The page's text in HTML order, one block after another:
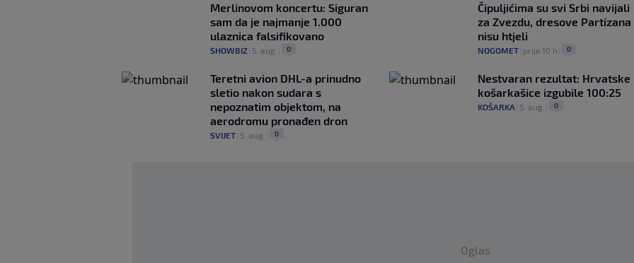
Merlinovom koncertu: Siguran
sam da je najmanje 1.000
ulaznica falsifikovano
SHOWBIZ 5. aug. 0
Čipuljićima su svi Srbi navijali
za Zvezdu, dresove Partizana
nisu htjeli
NOGOMET| prije 10 h 0
Teretni avion DHL-a prinudno
sletio nakon sudara s
nepoznatim objektom, na
aerodromu pronađen dron
SVIJET 5. aug. 0
Nestvaran rezultat: Hrvatske
košarkašice izgubile 100:25
KOŠARKA 5. aug. 0
Oglas